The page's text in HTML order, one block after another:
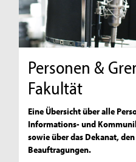
Personen &
Fakultät
Eine Übersicht über alle
Informations- und
sowie über das Dekanat,
Beauftragungen.